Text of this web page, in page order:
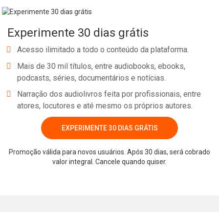
Experimente 30 dias grátis
Acesso ilimitado a todo o conteúdo da plataforma.
Mais de 30 mil títulos, entre audiobooks, ebooks,
podcasts, séries, documentários e notícias.
Narração dos audiolivros feita por profissionais, entre
atores, locutores e até mesmo os próprios autores.
EXPERIMENTE 30 DIAS GRÁTIS
Promoção válida para novos usuários. Após 30 dias, será cobrado
valor integral. Cancele quando quiser.